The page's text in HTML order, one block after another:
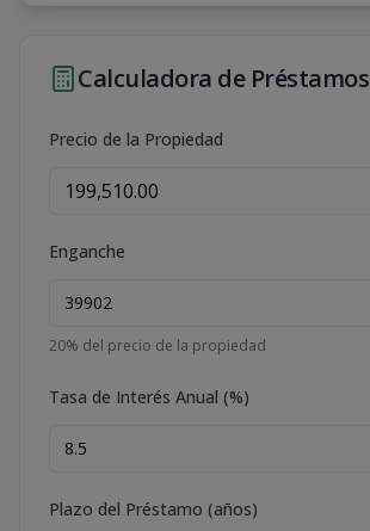
Calculadora de Préstamos
Precio de la Propiedad
Enganche
20% del precio de la propiedad
Tasa de Interés Anual (%)
Plazo del Préstamo (años)